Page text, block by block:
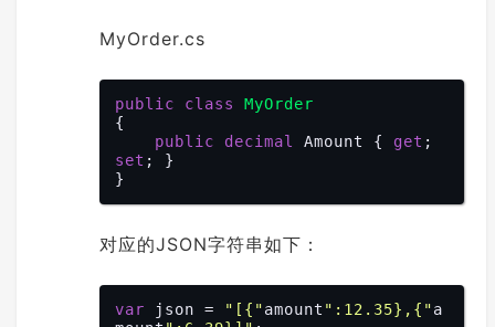
MyOrder.cs
public class
MyOrder
{
public
decimal Amount { get
set ; }
对应的JSON字符串如下：
var json = "[{"amount ":12.35},{"a